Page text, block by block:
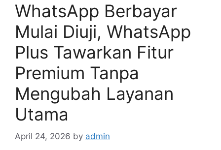
WhatsApp Berbayar
Mulai Diuji, WhatsApp
Plus Tawarkan Fitur
Premium Tanpa
Mengubah Layanan
Utama
April 24, 2026 by admin